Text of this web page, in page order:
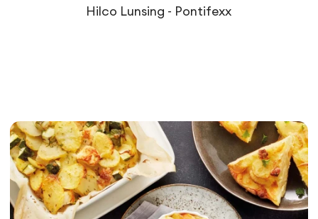
Hilco Lunsing - Pontifexx